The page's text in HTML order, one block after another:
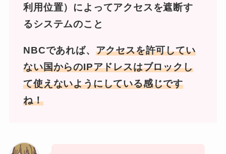
利用位置）によってアクセスを遮断す
るシステムのこと
NBCであれば、 アクセスを許可してい
ない国からのIPアドレスはブロックし
て使えないようにしている感じです
ね！